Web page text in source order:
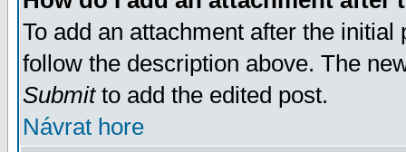
To add an attachment after the
follow the description above. The
Submitto add the edited post.
Návrat hore